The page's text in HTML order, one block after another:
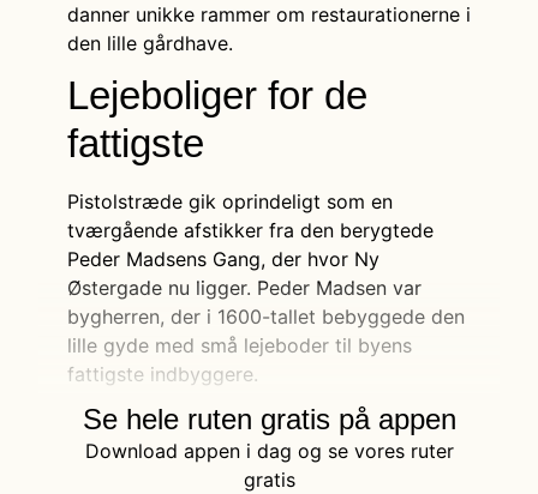
danner unikke rammer om restaurationerne i
den lille gårdhave.
Lejeboliger for de
fattigste
Pistolstræde gik oprindeligt som en
tværgående afstikker fra den berygtede
Peder Madsens Gang, der hvor Ny
Østergade nu ligger. Peder Madsen var
bygherren, der i 1600-tallet bebyggede den
lille gyde med små lejeboder til byens
fattigste indbyggere.
Se hele ruten gratis på appen
Download appen i dag og se vores ruter
gratis